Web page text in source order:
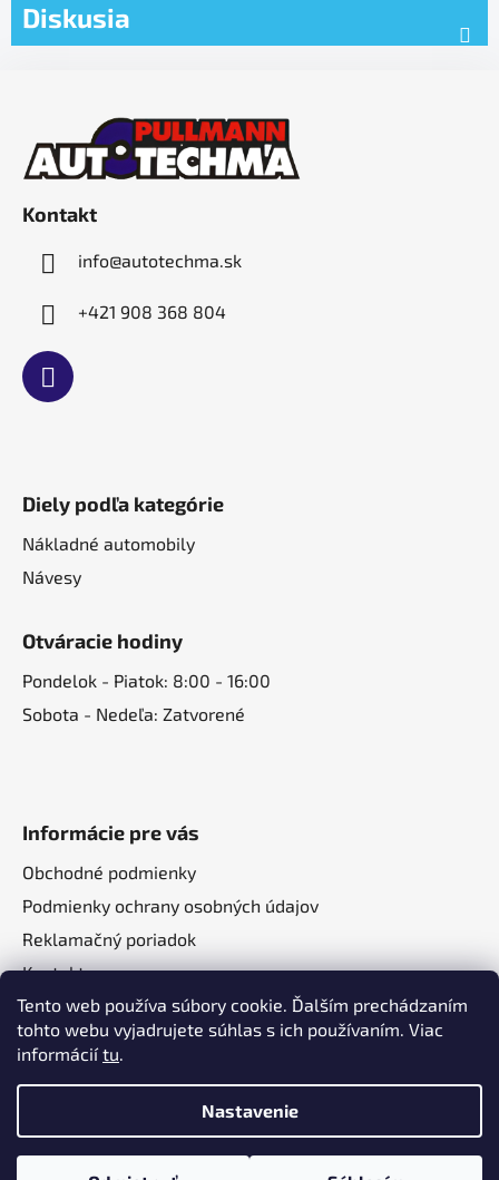
Tento web používa súbory cookie. Ďalším prechádzaním
tohto webu vyjadrujete súhlas s ich používaním. Viac
informáciítu.
Nastavenie
Diskusia
Kontakt
info@autotechma.sk
+421 908 368 804
Diely podľa kategórie
Nákladné automobily
Návesy
Otváracie hodiny
Pondelok - Piatok: 8:00 - 16:00
Sobota - Nedeľa: Zatvorené
Informácie pre vás
Obchodné podmienky
Podmienky ochrany osobných údajov
Reklamačný poriadok
Kontakt
O nás
Vytvoril Shoptet a
Adatelier